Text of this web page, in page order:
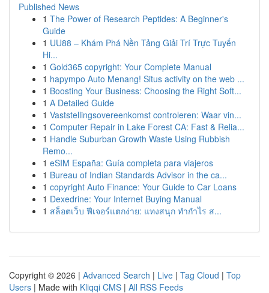
Published News
1 The Power of Research Peptides: A Beginner's
Guide
1 UU88 – Khám Phá Nền Tảng Giải Trí Trực Tuyến
Hi...
1 Gold365 copyright: Your Complete Manual
1 hapympo Auto Menang! Situs activity on the web ...
1 Boosting Your Business: Choosing the Right Soft...
1 A Detailed Guide
1 Vaststellingsovereenkomst controleren: Waar vin...
1 Computer Repair in Lake Forest CA: Fast & Relia...
1 Handle Suburban Growth Waste Using Rubbish
Remo...
1 eSIM España: Guía completa para viajeros
1 Bureau of Indian Standards Advisor in the ca...
1 copyright Auto Finance: Your Guide to Car Loans
1 Dexedrine: Your Internet Buying Manual
1 สล็อตเว็บ ฟีเจอร์แตกง่าย: แทงสนุก ทำกำไร ส...
Copyright © 2026 | Advanced Search | Live | Tag Cloud | Top
Users | Made with Kliqqi CMS | All RSS Feeds